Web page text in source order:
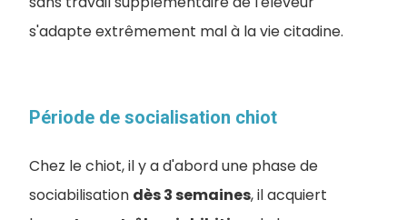
s'adapte extrêmement mal à la vie citadine.
Période de socialisation chiot
Chez le chiot, il y a d'abord une phase de
sociabilisation dès 3 semaines, il acquiert